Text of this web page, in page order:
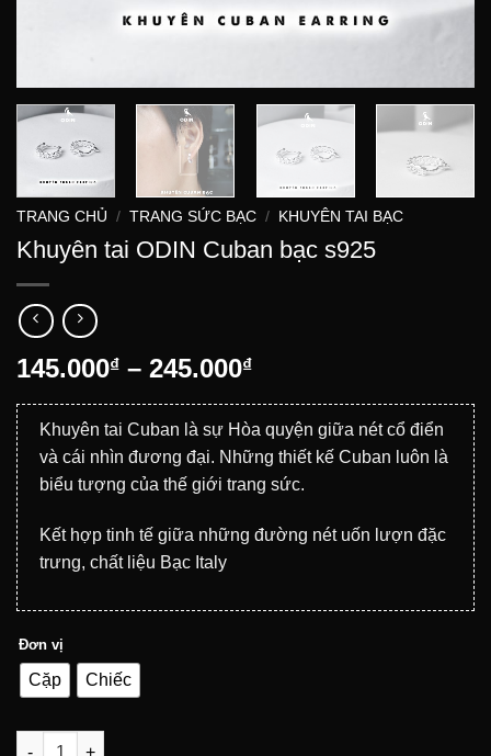
TRANG CHỦ / TRANG SỨC BẠC / KHUYÊN TAI BẠC
Khuyên tai ODIN Cuban bạc s925
145.000₫ – 245.000₫Khoảng
từ
145.000₫
đến
245.000₫
Khuyên tai Cuban là sự Hòa quyện giữa nét cổ điển
và cái nhìn đương đại. Những thiết kế Cuban luôn là
biểu tượng của thế giới trang sức.
Kết hợp tinh tế giữa những đường nét uốn lượn đặc
trưng, chất liệu Bạc Italy
Đơn vị
Cặp Chiếc
Khuyên tai ODIN Cuban bạc s925 số lượng